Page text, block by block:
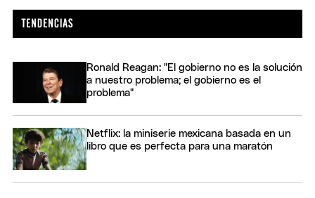
Ronald Reagan: "El gobierno no es la solución
a nuestro problema; el gobierno es el
problema"
Netflix: la miniserie mexicana basada en un
libro que es perfecta para una maratón